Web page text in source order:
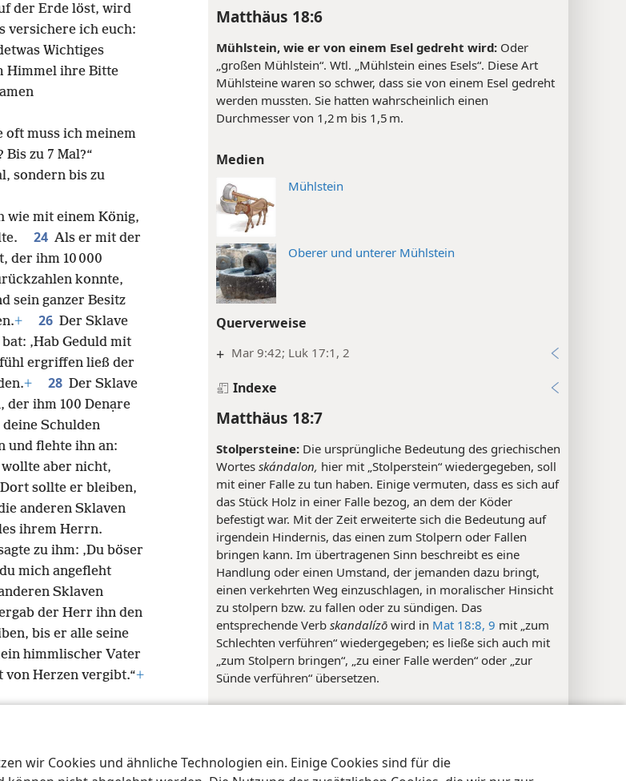
wir Cookies und ähnliche Technologien ein. Einige Cookies sind für die
Matthäus 18:6
Mühlstein, wie er von einem Esel gedreht wird: Oder
„großen Mühlstein“. Wtl. „Mühlstein eines Esels“. Diese Art
Mühlsteine waren so schwer, dass sie von einem Esel gedreht
werden mussten. Sie hatten wahrscheinlich einen
Durchmesser von 1,2 m bis 1,5 m.
Medien
Mühlstein
Oberer und unterer Mühlstein
Querverweise
+ Mar 9:42; Luk 17:1, 2
Indexe
Matthäus 18:7
Stolpersteine: Die ursprüngliche Bedeutung des griechischen
Wortes skándalon, hier mit „Stolperstein“ wiedergegeben, soll
mit einer Falle zu tun haben. Einige vermuten, dass es sich auf
das Stück Holz in einer Falle bezog, an dem der Köder
befestigt war. Mit der Zeit erweiterte sich die Bedeutung auf
irgendein Hindernis, das einen zum Stolpern oder Fallen
bringen kann. Im übertragenen Sinn beschreibt es eine
Handlung oder einen Umstand, der jemanden dazu bringt,
einen verkehrten Weg einzuschlagen, in moralischer Hinsicht
zu stolpern bzw. zu fallen oder zu sündigen. Das
entsprechende Verb skandalízō wird in Mat 18:8, 9 mit „zum
Schlechten verführen“ wiedergegeben; es ließe sich auch mit
„zum Stolpern bringen“, „zu einer Falle werden“ oder „zur
Sünde verführen“ übersetzen.
der Erde löst, wird
versichere ich euch:
Wichtiges
Himmel ihre Bitte
oft muss ich meinem
Bis zu 7 Mal?“
sondern bis zu
wie mit einem König,
24 Als er mit der
der ihm 10 000
konnte,
sein ganzer Besitz
+ 26 Der Sklave
‚Hab Geduld mit
ergriffen ließ der
+ 28 Der Sklave
der ihm 100 Denạre
Schulden
und flehte ihn an:
aber nicht,
sollte er bleiben,
anderen Sklaven
ihrem Herrn.
zu ihm: ‚Du böser
mich angefleht
Sklaven
der Herr ihn den
bis er alle seine
himmlischer Vater
Herzen vergibt.“+
Nutzungsbedingungen Datenschutzerklärung Datenschutzeinstellungen JW.ORG Anmelden